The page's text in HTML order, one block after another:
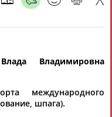
Расширенный поиск
Владимировна
международного
шпага).